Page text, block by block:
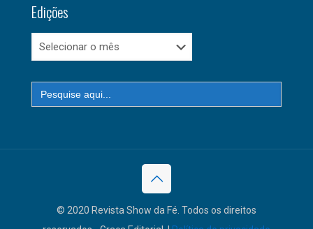
Edições
Edições
Search
for:
© 2020 Revista Show da Fé. Todos os direitos